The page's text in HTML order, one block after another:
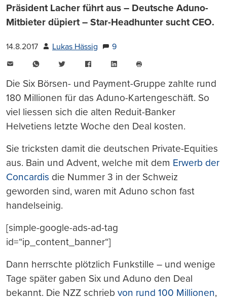
Präsident Lacher führt aus – Deutsche Aduno-
Mitbieter düpiert – Star-Headhunter sucht CEO.
14.8.2017 Lukas Hässig
9
WhatsAppTwitter FacebookLinkedIn
drucken
Die Six Börsen- und Payment-Gruppe zahlte rund
180 Millionen für das Aduno-Kartengeschäft. So
viel liessen sich die alten Reduit-Banker
Helvetiens letzte Woche den Deal kosten.
Sie tricksten damit die deutschen Private-Equities
aus. Bain und Advent, welche mit dem Erwerb der
Concardis die Nummer 3 in der Schweiz
geworden sind, waren mit Aduno schon fast
handelseinig.
[simple-google-ads-ad-tag
id=“ip_content_banner“]
Dann herrschte plötzlich Funkstille – und wenige
Tage später gaben Six und Aduno den Deal
bekannt. Die NZZ schrieb von rund 100 Millionen,